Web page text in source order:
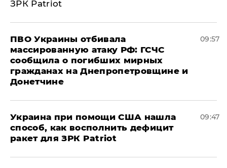
ЗРК Patriot
ПВО Украины отбивала
массированную атаку РФ: ГСЧС
сообщила о погибших мирных
гражданах на Днепропетровщине и
Донетчине
09:57
Украина при помощи США нашла
способ, как восполнить дефицит
ракет для ЗРК Patriot
09:47